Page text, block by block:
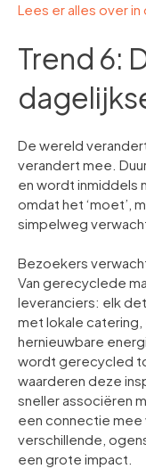
Lees er alles over in
Trend 6:
De wereld
verandert mee.
en wordt inmiddels
omdat het ‘moet’,
simpelweg
Bezoekers
Van gerecyclede
leveranciers: elk
met lokale
hernieuwbare
wordt gerecycled
waarderen deze
sneller associëren
een connectie mee
verschillende,
een grote impact.